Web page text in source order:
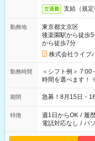
交通費 支給（規定
勤務地
東京都文京区
後楽園駅から徒歩
から徒歩7分
株式会社ライブ
勤務時間
＜シフト例＞ 7:00～23:00
時間を選べます！
期間 急募！8月15日・
特徴 週1日からOK / 履
電話対応なし / パ